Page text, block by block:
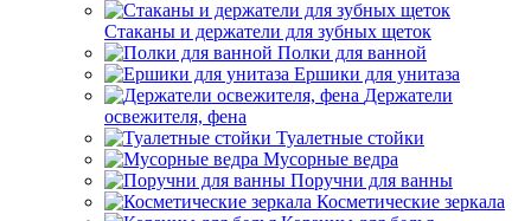
Стаканы и держатели для зубных щеток
Полки для ванной
Ершики для унитаза
Держатели
освежителя, фена
Туалетные стойки
Мусорные ведра
Поручни для ванны
Косметические зеркала